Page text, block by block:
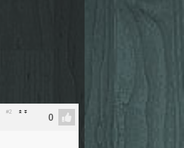
#2